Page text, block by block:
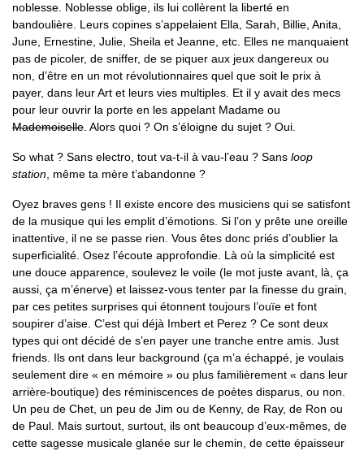
noblesse. Noblesse oblige, ils lui collèrent la liberté en
bandoulière. Leurs copines s’appelaient Ella, Sarah, Billie, Anita,
June, Ernestine, Julie, Sheila et Jeanne, etc. Elles ne manquaient
pas de picoler, de sniffer, de se piquer aux jeux dangereux ou
non, d’être en un mot révolutionnaires quel que soit le prix à
payer, dans leur Art et leurs vies multiples. Et il y avait des mecs
pour leur ouvrir la porte en les appelant Madame ou
Mademoiselle. Alors quoi ? On s’éloigne du sujet ? Oui.
So what ? Sans electro, tout va-t-il à vau-l’eau ? Sans loop
station, même ta mère t’abandonne ?
Oyez braves gens ! Il existe encore des musiciens qui se satisfont
de la musique qui les emplit d’émotions. Si l’on y prête une oreille
inattentive, il ne se passe rien. Vous êtes donc priés d’oublier la
superficialité. Osez l’écoute approfondie. Là où la simplicité est
une douce apparence, soulevez le voile (le mot juste avant, là, ça
aussi, ça m’énerve) et laissez-vous tenter par la finesse du grain,
par ces petites surprises qui étonnent toujours l’ouïe et font
soupirer d’aise. C’est qui déjà Imbert et Perez ? Ce sont deux
types qui ont décidé de s’en payer une tranche entre amis. Just
friends. Ils ont dans leur background (ça m’a échappé, je voulais
seulement dire « en mémoire » ou plus familièrement « dans leur
arrière-boutique) des réminiscences de poètes disparus, ou non.
Un peu de Chet, un peu de Jim ou de Kenny, de Ray, de Ron ou
de Paul. Mais surtout, surtout, ils ont beaucoup d’eux-mêmes, de
cette sagesse musicale glanée sur le chemin, de cette épaisseur